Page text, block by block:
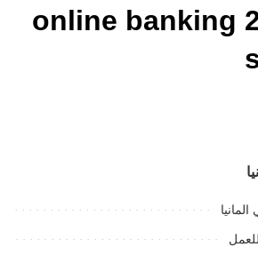
المانيا 2026 online banking